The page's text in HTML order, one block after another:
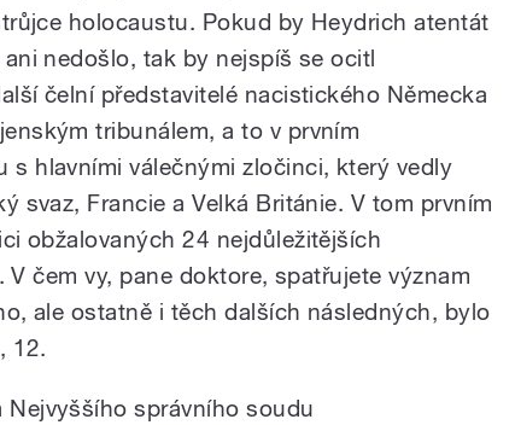
holocaustu. Pokud by Heydrich atentát
nedošlo, tak by nejspíš se ocitl
čelní představitelé nacistického Německa
tribunálem, a to v prvním
s hlavními válečnými zločinci, který vedly
svaz, Francie a Velká Británie. V tom prvním
obžalovaných 24 nejdůležitějších
V čem vy, pane doktore, spatřujete význam
ale ostatně i těch dalších následných, bylo
12.
Nejvyššího správního soudu